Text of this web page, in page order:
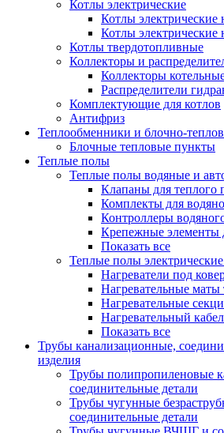
Котлы электрические
Котлы электрические
Котлы электрические
Котлы твердотопливные
Коллекторы и
Коллекторы
Распределители
Комплектующие для котлов
Антифриз
Теплообменники и блочно-
Блочные тепловые пункты
Теплые полы
Теплые полы водяные и
Клапаны для теплого
Комплекты для
Контроллеры
Крепежные элементы
Показать все
Теплые полы
Нагреватели под
Нагревательные маты
Нагревательные
Нагревательный
Показать все
Трубы канализационные,
изделия
Трубы полипропиленовые
соединительные детали
Трубы чугунные
соединительные детали